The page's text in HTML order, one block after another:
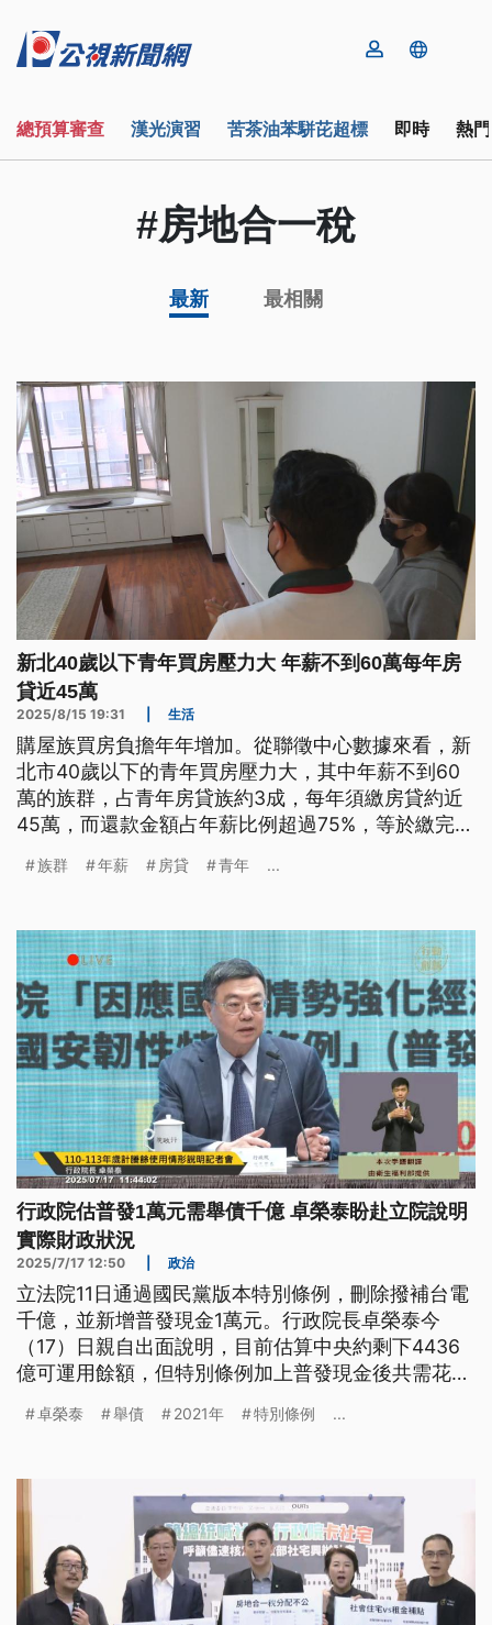
總預算審查 漢光演習 苦茶油苯駢芘超標 即時 熱
#房地合一稅
最新 最相關
新北40歲以下青年買房壓力大 年薪不到60萬每年房
貸近45萬
2025/8/15 19:31 生活
購屋族買房負擔年年增加。從聯徵中心數據來看，新
北市40歲以下的青年買房壓力大，其中年薪不到60
萬的族群，占青年房貸族約3成，每年須繳房貸約近
45萬，而還款金額占年薪比例超過75%，等於繳完房
開銷。至於年薪60萬到120萬的族群，則是新北青年
族群 年薪 房貸 青年 ...
行政院估普發1萬元需舉債千億 卓榮泰盼赴立院說明
實際財政狀況
2025/7/17 12:50 政治
立法院11日通過國民黨版本特別條例，刪除撥補台電
千億，並新增普發現金1萬元。行政院長卓榮泰今
（17）日親自出面說明，目前估算中央約剩下4436
億可運用餘額，但特別條例加上普發現金後共需花費
調，要求立院排定議程讓他到立院說明國家財政實際
卓榮泰 舉債 2021年 特別條例 ...